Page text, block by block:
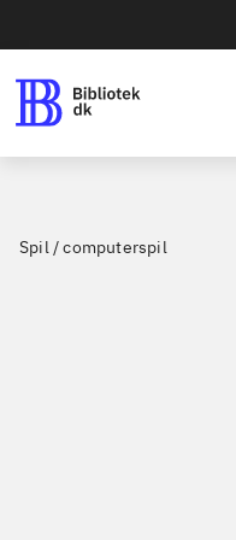
Spil / computerspil